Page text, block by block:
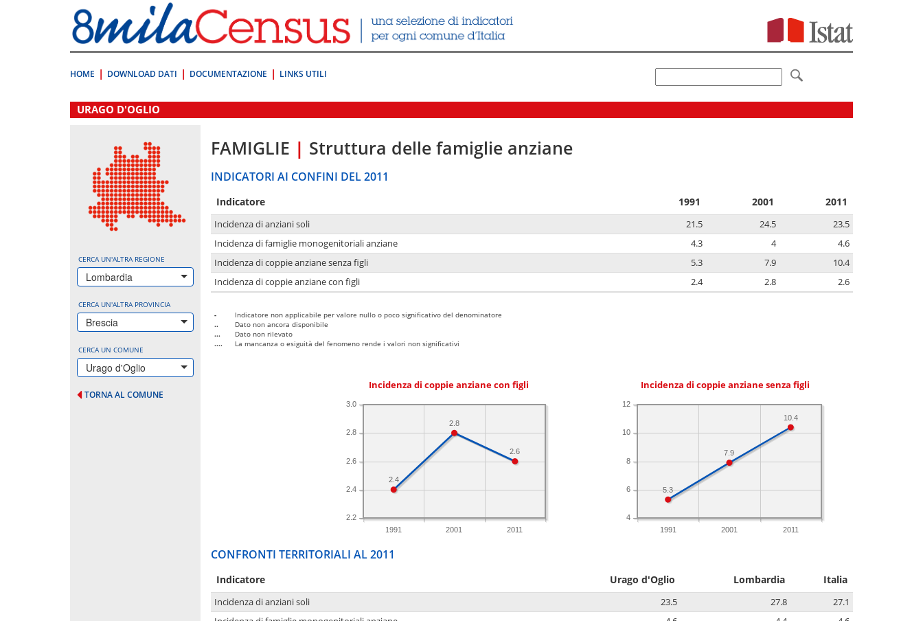
direttamente
a:
Contenuto
HOME DOWNLOAD DATI DOCUMENTAZIONE LINKS UTILI
URAGO D'OGLIO
CERCA UN'ALTRA REGIONE
Lombardia
CERCA UN'ALTRA PROVINCIA
Brescia
CERCA UN COMUNE
Urago d'Oglio
TORNA AL COMUNE
FAMIGLIE | Struttura delle famiglie anziane
INDICATORI AI CONFINI DEL 2011
Indicatore 1991 2001 2011
Incidenza di anziani soli 21.5 24.5
23.5
Incidenza di famiglie monogenitoriali anziane
4.3 4
4.6
Incidenza di coppie anziane senza figli
5.3 7.9
10.4
Incidenza di coppie anziane con figli
2.4 2.8 2.6
-
Indicatore non applicabile per valore nullo o poco significativo del denominatore
..
Dato non ancora disponibile
...
Dato non rilevato
....
La mancanza o esiguità del fenomeno rende i valori non significativi
Incidenza di coppie anziane con figli
1991 2001 2011
2.2
2.4
2.6
2.8
3.0
2.6
2.8
2.4
Incidenza di coppie anziane senza figli
1991 2001 2011
4
6
8
10
12
10.4
7.9
5.3
CONFRONTI TERRITORIALI AL 2011
Indicatore Urago d'Oglio Lombardia Italia
Incidenza di anziani soli 23.5 27.8
27.1